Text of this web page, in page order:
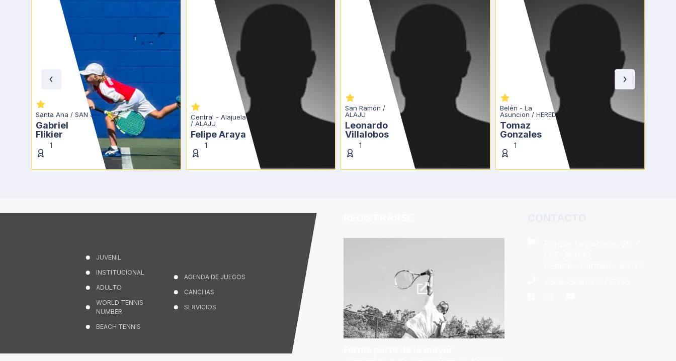
Santa Ana / SAN J
Gabriel
Flikier
1
Central - Alajuela
/ ALAJU
Felipe Araya
1
San Ramón /
ALAJU
Leonardo
Villalobos
1
Belén - La
Asuncion / HERED
Tomaz
Gonzales
1
JUVENIL
INSTITUCIONAL
ADULTO
WORLD TENNIS
NUMBER
BEACH TENNIS
AGENDA DE JUEGOS
CANCHAS
SERVICIOS